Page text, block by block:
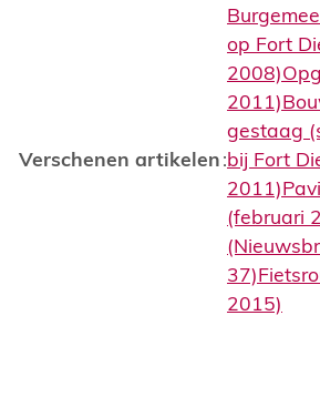
Verschenen artikelen:
op Fort
2008)
2011)
gestaag
bij Fort
2011)
(februari
37)
2015)